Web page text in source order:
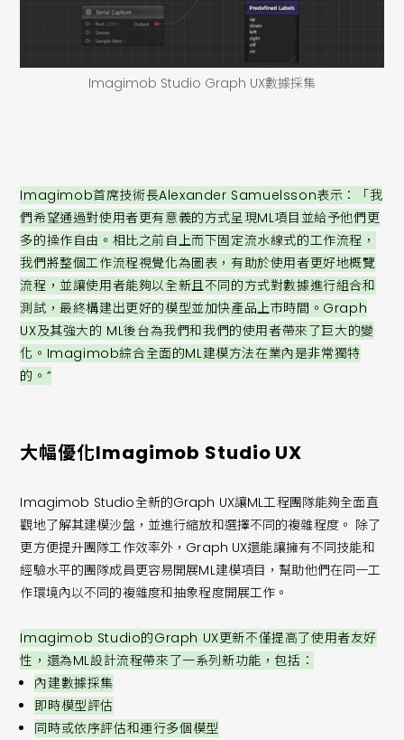
Imagimob Studio Graph UX數據採集
Imagimob首席技術長Alexander Samuelsson表示：「我
們希望通過對使用者更有意義的方式呈現ML項目並給予他們更
多的操作自由。相比之前自上而下固定流水線式的工作流程，
我們將整個工作流程視覺化為圖表，有助於使用者更好地概覽
流程，並讓使用者能夠以全新且不同的方式對數據進行組合和
測試，最終構建出更好的模型並加快產品上市時間。Graph
UX及其強大的 ML後台為我們和我們的使用者帶來了巨大的變
化。Imagimob綜合全面的ML建模方法在業內是非常獨特
的。”
大幅優化Imagimob Studio UX
Imagimob Studio全新的Graph UX讓ML工程團隊能夠全面直
觀地了解其建模沙盤，並進行縮放和選擇不同的複雜程度。 除了
更方便提升團隊工作效率外，Graph UX還能讓擁有不同技能和
經驗水平的團隊成員更容易開展ML建模項目，幫助他們在同一工
作環境內以不同的複雜度和抽象程度開展工作。
Imagimob Studio的Graph UX更新不僅提高了使用者友好
性，還為ML設計流程帶來了一系列新功能，包括：
內建數據採集
即時模型評估
同時或依序評估和運行多個模型